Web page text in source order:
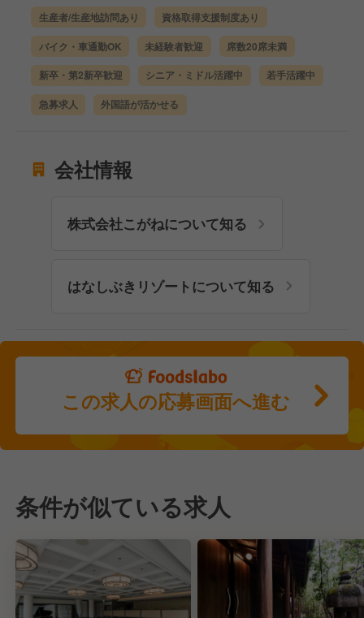
生産者/生産地訪問あり 資格取得支援制度あり
バイク・車通勤OK 未経験者歓迎 席数20席未満
新卒・第2新卒歓迎 シニア・ミドル活躍中 若手活躍中
急募求人 外国語が活かせる
会社情報
株式会社こがねについて知る
はなしぶきリゾートについて知る
この求人の応募画面へ進む
条件が似ている求人